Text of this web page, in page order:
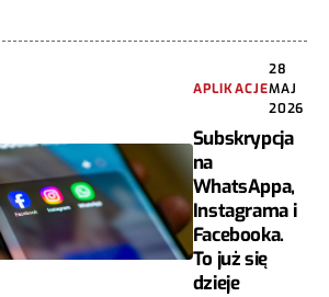
APLIKACJE
28
MAJ
2026
Subskrypcja
na
WhatsAppa,
Instagrama i
Facebooka.
To już się
dzieje